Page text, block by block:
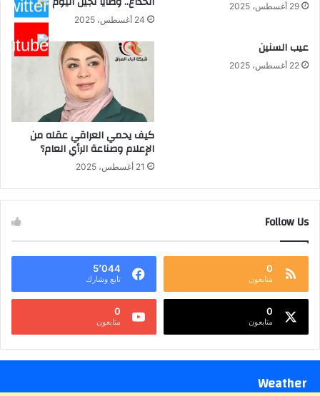
29 أغسطس، 2025
24 أغسطس، 2025
عيب السنين
22 أغسطس، 2025
كيف يحمي العراقي عقله من
الإعلام وصناعة الرأي العام؟
21 أغسطس، 2025
Follow Us
0
متابعون
5٬044
تابع وشارك
0
متابعون
0
متابعون
Weather